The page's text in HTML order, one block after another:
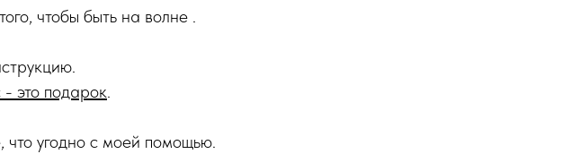
чтобы быть на волне .
- это подарок.
что угодно с моей помощью.